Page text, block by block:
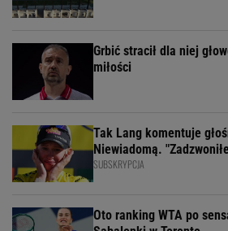
Grbić stracił dla niej
miłości
Tak Lang komentuje
Niewiadomą.
SUBSKRYPCJA
Oto ranking WTA po